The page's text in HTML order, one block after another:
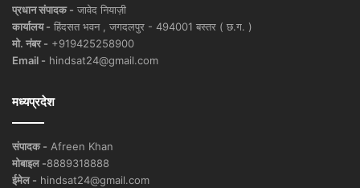
प्रधान संपादक - जावेद नियाज़ी
कार्यालय - हिंदसत भवन , जगदलपुर - 494001 बस्तर ( छ.ग. )
मो. नंबर - +919425258900
Email - hindsat24@gmail.com
मध्यप्रदेश
संपादक - Afreen Khan
मोबाइल -8889318888
ईमेल - hindsat24@gmail.com